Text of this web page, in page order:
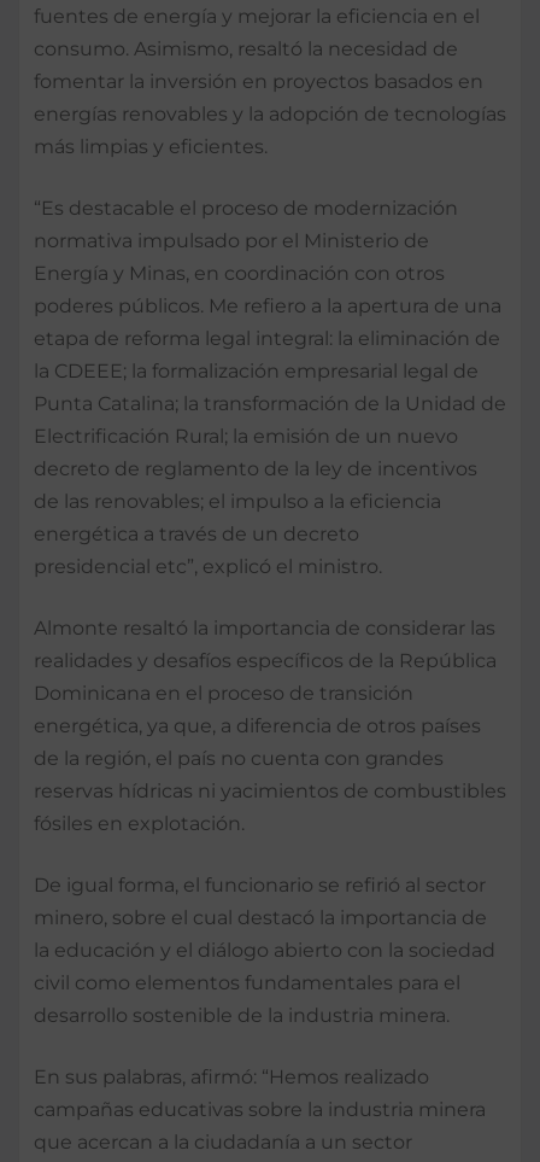
fuentes de energía y mejorar la eficiencia en el
consumo. Asimismo, resaltó la necesidad de
fomentar la inversión en proyectos basados en
energías renovables y la adopción de tecnologías
más limpias y eficientes.
“Es destacable el proceso de modernización
normativa impulsado por el Ministerio de
Energía y Minas, en coordinación con otros
poderes públicos. Me refiero a la apertura de una
etapa de reforma legal integral: la eliminación de
la CDEEE; la formalización empresarial legal de
Punta Catalina; la transformación de la Unidad de
Electrificación Rural; la emisión de un nuevo
decreto de reglamento de la ley de incentivos
de las renovables; el impulso a la eficiencia
energética a través de un decreto
presidencial etc”, explicó el ministro.
Almonte resaltó la importancia de considerar las
realidades y desafíos específicos de la República
Dominicana en el proceso de transición
energética, ya que, a diferencia de otros países
de la región, el país no cuenta con grandes
reservas hídricas ni yacimientos de combustibles
fósiles en explotación.
De igual forma, el funcionario se refirió al sector
minero, sobre el cual destacó la importancia de
la educación y el diálogo abierto con la sociedad
civil como elementos fundamentales para el
desarrollo sostenible de la industria minera.
En sus palabras, afirmó: “Hemos realizado
campañas educativas sobre la industria minera
que acercan a la ciudadanía a un sector